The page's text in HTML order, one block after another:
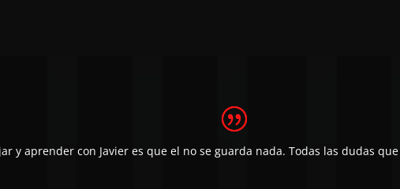
y aprender con Javier es que el no se guarda nada. Todas las dudas